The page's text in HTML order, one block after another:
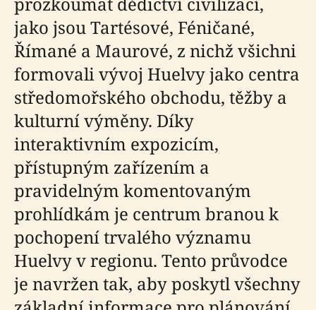
jako jsou Tartésové, Féničané,
Římané a Maurové, z nichž všichni
formovali vývoj Huelvy jako centra
středomořského obchodu, těžby a
kulturní výměny. Díky
interaktivním expozicím,
přístupným zařízením a
pravidelným komentovaným
prohlídkám je centrum branou k
pochopení trvalého významu
Huelvy v regionu. Tento průvodce
je navržen tak, aby poskytl všechny